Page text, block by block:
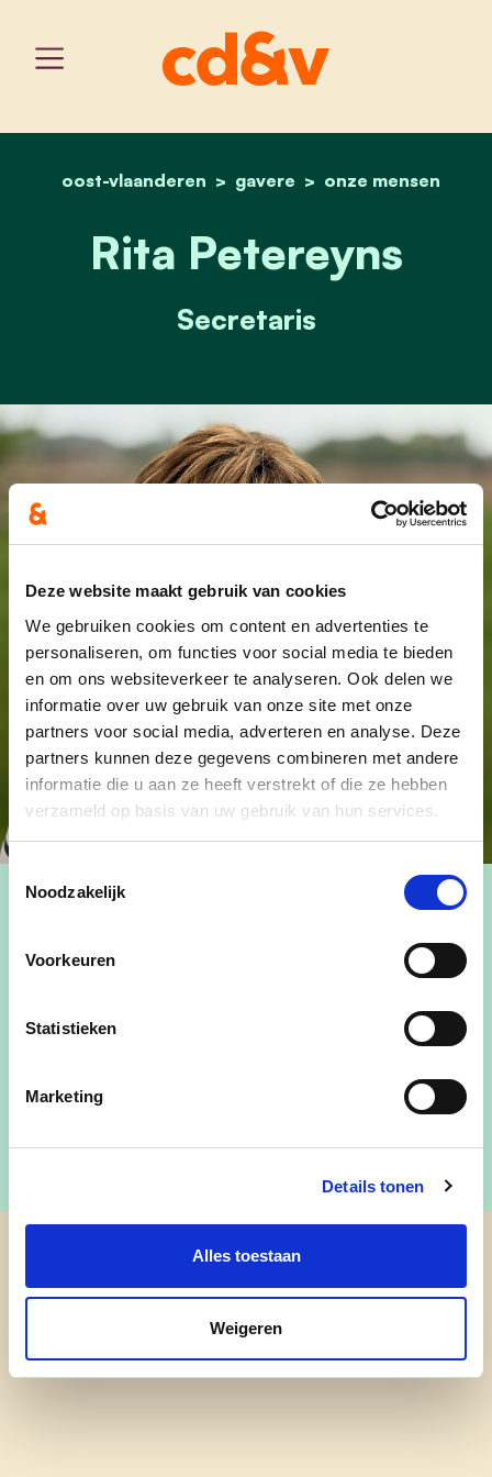
Deze website maakt gebruik van cookies
We gebruiken cookies om content en advertenties te
personaliseren, om functies voor social media te bieden
en om ons websiteverkeer te analyseren. Ook delen we
informatie over uw gebruik van onze site met onze
partners voor social media, adverteren en analyse. Deze
partners kunnen deze gegevens combineren met andere
informatie die u aan ze heeft verstrekt of die ze hebben
verzameld op basis van uw gebruik van hun services.
Toestemmingsselectie
Noodzakelijk
Voorkeuren
Statistieken
Marketing
Details tonen
Alles toestaan
Weigeren
home
oost-vlaanderen gavere onze mensen
rita petereyns
Rita Petereyns
Secretaris
cd&v Gavere